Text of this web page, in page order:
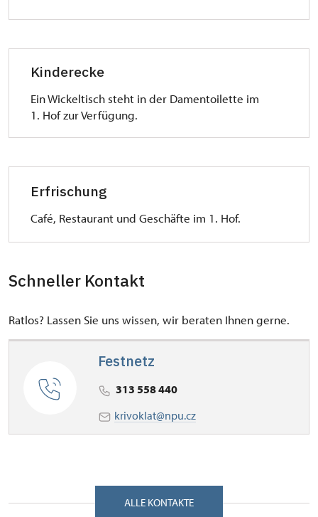
Kinderecke
Ein Wickeltisch steht in der Damentoilette im
1. Hof zur Verfügung.
Erfrischung
Café, Restaurant und Geschäfte im 1. Hof.
Schneller Kontakt
Ratlos? Lassen Sie uns wissen, wir beraten Ihnen gerne.
Festnetz
313 558 440
krivoklat@npu.cz
ALLE KONTAKTE